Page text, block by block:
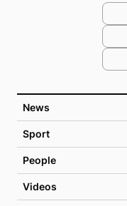
News
Sport
People
Videos